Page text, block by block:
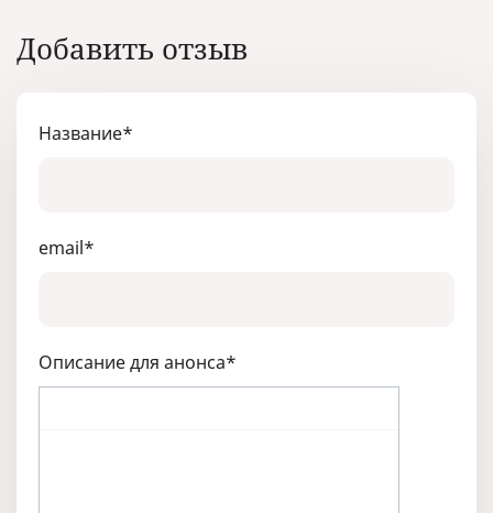
Добавить отзыв
Название*
email*
Описание для анонса*